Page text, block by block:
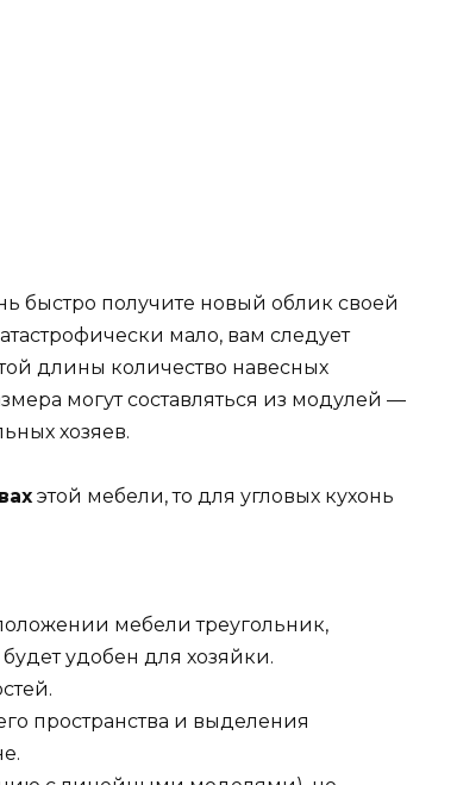
быстро получите новый облик своей
мало, вам следует
длины количество навесных
могут составляться из модулей —
хозяев.
этой мебели, то для угловых кухонь
мебели треугольник,
удобен для хозяйки.
пространства и выделения